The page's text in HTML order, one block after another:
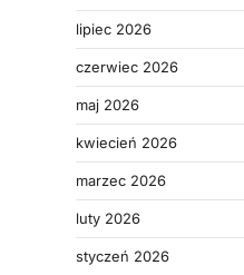
lipiec 2026
czerwiec 2026
maj 2026
kwiecień 2026
marzec 2026
luty 2026
styczeń 2026